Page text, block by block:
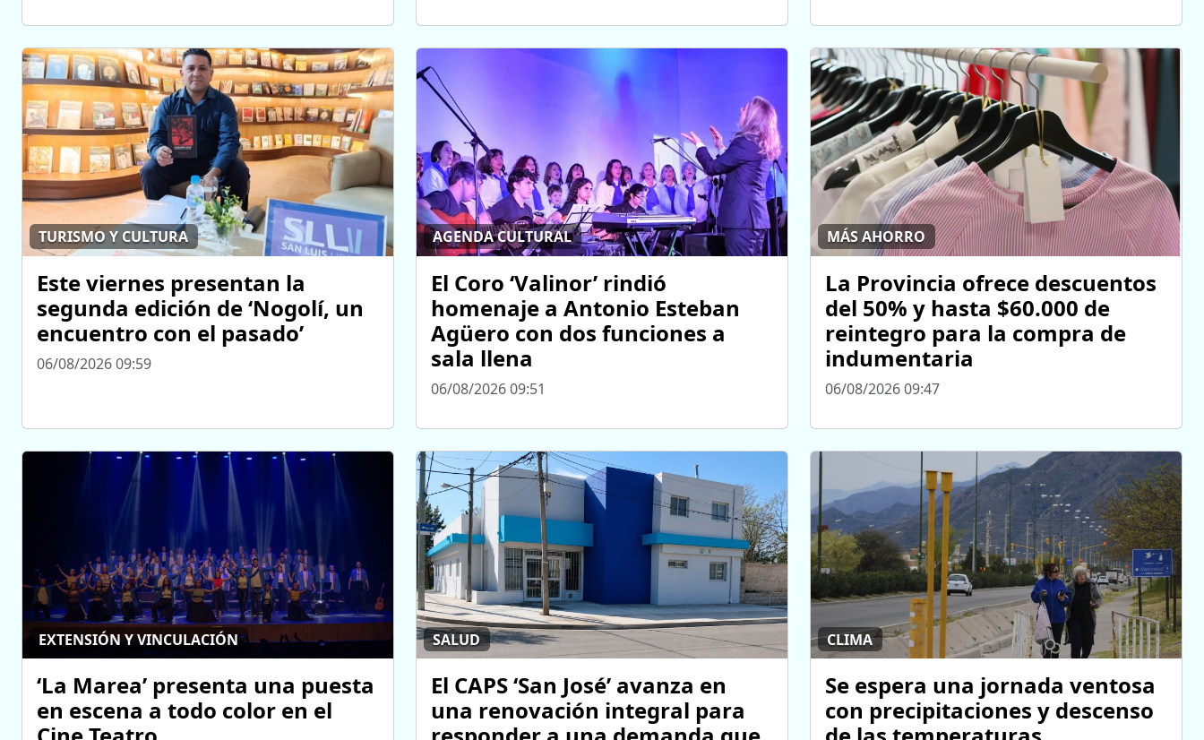
TURISMO Y CULTURA
Este viernes presentan la
segunda edición de ‘Nogolí, un
encuentro con el pasado’
06/08/2026 09:59
AGENDA CULTURAL
El Coro ‘Valinor’ rindió
homenaje a Antonio Esteban
Agüero con dos funciones a
sala llena
06/08/2026 09:51
MÁS AHORRO
La Provincia ofrece descuentos
del 50% y hasta $60.000 de
reintegro para la compra de
indumentaria
06/08/2026 09:47
EXTENSIÓN Y VINCULACIÓN
‘La Marea’ presenta una puesta
en escena a todo color en el
SALUD
El CAPS ‘San José’ avanza en
una renovación integral para
CLIMA
Se espera una jornada ventosa
con precipitaciones y descenso